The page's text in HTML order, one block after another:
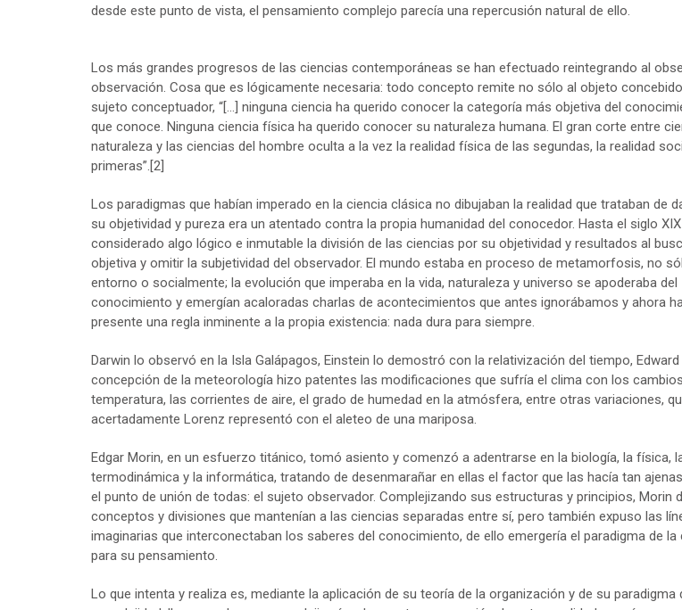
desde este punto de vista, el pensamiento complejo parecía una repercusión natural de ello.
Los más grandes progresos de las ciencias contemporáneas se han efectuado reintegrando al
observación. Cosa que es lógicamente necesaria: todo concepto remite no sólo al objeto
sujeto conceptuador, “[…] ninguna ciencia ha querido conocer la categoría más objetiva del
que conoce. Ninguna ciencia física ha querido conocer su naturaleza humana. El gran corte entre
naturaleza y las ciencias del hombre oculta a la vez la realidad física de las segundas, la realidad
primeras”.[2]
Los paradigmas que habían imperado en la ciencia clásica no dibujaban la realidad que trataban de
su objetividad y pureza era un atentado contra la propia humanidad del conocedor. Hasta el siglo
considerado algo lógico e inmutable la división de las ciencias por su objetividad y resultados al
objetiva y omitir la subjetividad del observador. El mundo estaba en proceso de metamorfosis, no
entorno o socialmente; la evolución que imperaba en la vida, naturaleza y universo se apoderaba del
conocimiento y emergían acaloradas charlas de acontecimientos que antes ignorábamos y ahora
presente una regla inminente a la propia existencia: nada dura para siempre.
Darwin lo observó en la Isla Galápagos, Einstein lo demostró con la relativización del tiempo,
concepción de la meteorología hizo patentes las modificaciones que sufría el clima con los
temperatura, las corrientes de aire, el grado de humedad en la atmósfera, entre otras variaciones,
acertadamente Lorenz representó con el aleteo de una mariposa.
Edgar Morin, en un esfuerzo titánico, tomó asiento y comenzó a adentrarse en la biología, la física,
termodinámica y la informática, tratando de desenmarañar en ellas el factor que las hacía tan
el punto de unión de todas: el sujeto observador. Complejizando sus estructuras y principios, Morin
conceptos y divisiones que mantenían a las ciencias separadas entre sí, pero también expuso las
imaginarias que interconectaban los saberes del conocimiento, de ello emergería el paradigma de la
para su pensamiento.
Lo que intenta y realiza es, mediante la aplicación de su teoría de la organización y de su paradigma